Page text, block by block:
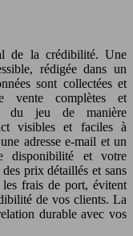
de la crédibilité. Une
rédigée dans un
sont collectées et
vente complètes et
du jeu de manière
visibles et faciles à
adresse e-mail et un
disponibilité et votre
prix détaillés et sans
les frais de port, évitent
de vos clients. La
durable avec vos